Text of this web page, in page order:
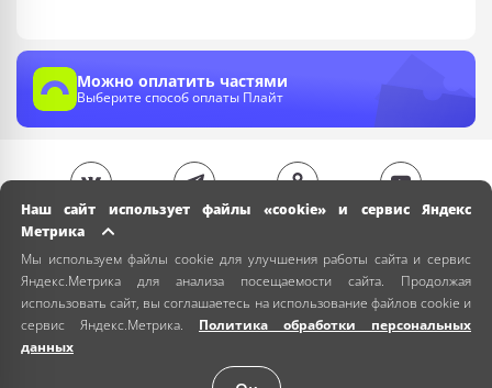
Можно оплатить частями
Выберите способ оплаты Плайт
Наш сайт использует файлы «cookie» и сервис Яндекс
Метрика
Мы используем файлы cookie для улучшения работы сайта и сервис
Яндекс.Метрика для анализа посещаемости сайта. Продолжая
использовать сайт, вы соглашаетесь на использование файлов cookie и
сервис Яндекс.Метрика. Политика обработки персональных
данных